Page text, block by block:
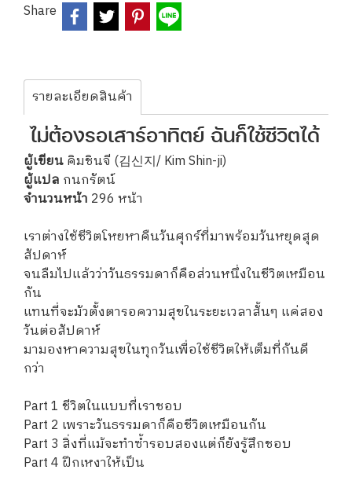
Share
รายละเอียดสินค้า
ไม่ต้องรอเสาร์อาทิตย์ ฉันก็ใช้ชีวิตได้
ผู้เขียนคิมชินจี (김신지/ Kim Shin-ji)
ผู้แปล กนกรัตน์
จำนวนหน้า 296 หน้า
เราต่างใช้ชีวิตโหยหาคืนวันศุกร์ที่มาพร้อมวันหยุดสุด
สัปดาห์
จนลืมไปแล้วว่าวันธรรมดาก็คือส่วนหนึ่งในชีวิตเหมือน
กัน
แทนที่จะมัวตั้งตารอความสุขในระยะเวลาสั้นๆ แค่สอง
วันต่อสัปดาห์
มามองหาความสุขในทุกวันเพื่อใช้ชีวิตให้เต็มที่กันดี
กว่า
Part 1 ชีวิตในแบบที่เราชอบ
Part 2 เพราะวันธรรมดาก็คือชีวิตเหมือนกัน
Part 3 สิ่งที่แม้จะทำซ้ำรอบสองแต่ก็ยังรู้สึกชอบ
Part 4 ฝึกเหงาให้เป็น